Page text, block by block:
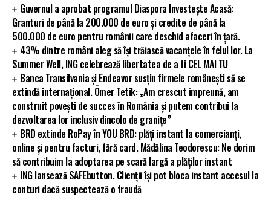
Guvernul a aprobat programul Diaspora Investește Acasă:
Granturi de până la 200.000 de euro și credite de până la
500.000 de euro pentru românii care deschid afaceri în țară.
43% dintre români aleg să își trăiască vacanțele în felul lor. La
Summer Well, ING celebrează libertatea de a fi CEL MAI TU
Banca Transilvania și Endeavor susțin firmele românești să se
extindă internațional. Ömer Tetik: „Am crescut împreună, am
construit povești de succes în România și putem contribui la
dezvoltarea lor inclusiv dincolo de granițe”
BRD extinde RoPay în YOU BRD: plăți instant la comercianți,
online și pentru facturi, fără card. Mădălina Teodorescu: Ne dorim
să contribuim la adoptarea pe scară largă a plăților instant
ING lansează SAFEbutton. Clienții își pot bloca instant accesul la
conturi dacă suspectează o fraudă